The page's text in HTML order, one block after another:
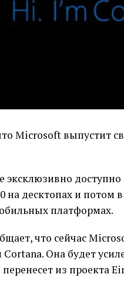
Microsoft выпустит
эксклюзивно
на десктопах и
платформах.
что сейчас
Она будет
из проекта